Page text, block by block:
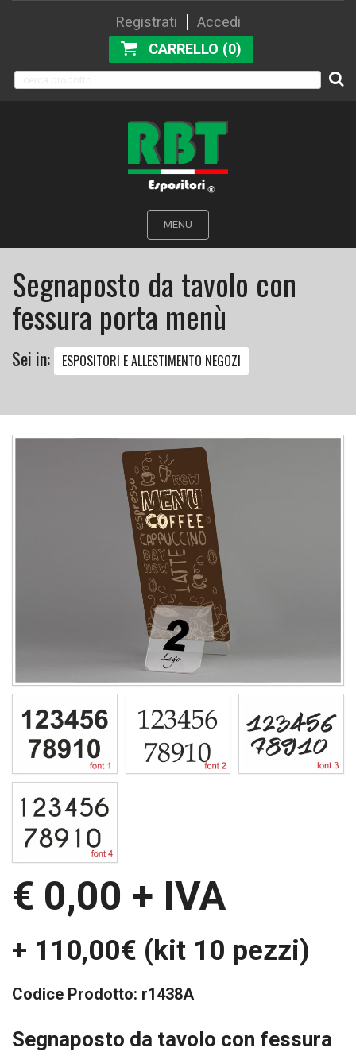
Registrati
Accedi
CARRELLO (0)
MENU
Segnaposto da tavolo con
fessura porta menù
Sei in: ESPOSITORI E ALLESTIMENTO NEGOZI
€ 0,00 + IVA
+ 110,00€ (kit 10 pezzi)
Codice Prodotto: r1438A
Segnaposto da tavolo con fessura